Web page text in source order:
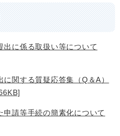
出に係る取扱い等について
関する質疑応答集（Q＆A）
申請等手続の簡素化について